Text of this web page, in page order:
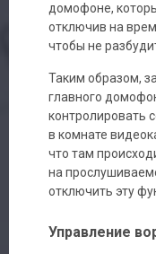
домофоне,
отключив на
чтобы не
Таким образом,
главного
контролировать
в комнате
что там
на
отключить эту
Управление